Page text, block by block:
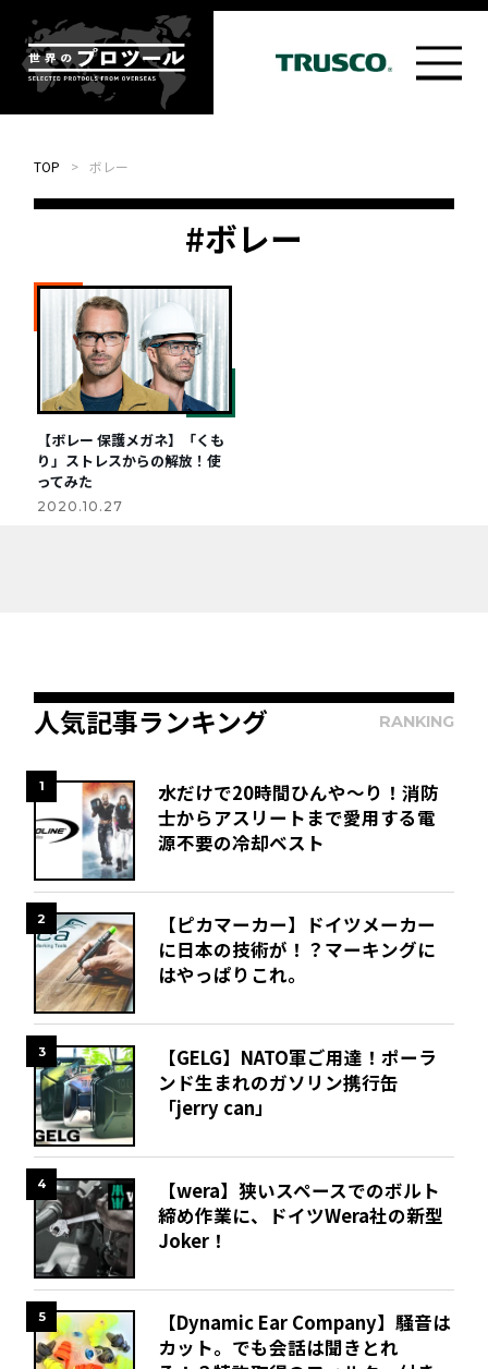
TOP > ボレー
#ボレー
【ボレー 保護メガネ】「くも
り」ストレスからの解放！使
ってみた
2020.10.27
人気記事ランキング RANKING
1
水だけで20時間ひんや～り！消防
士からアスリートまで愛用する電
源不要の冷却ベスト
2
【ピカマーカー】ドイツメーカー
に日本の技術が！？マーキングに
はやっぱりこれ。
3
【GELG】NATO軍ご用達！ポーラ
ンド生まれのガソリン携行缶
「jerry can」
4
【wera】狭いスペースでのボルト
締め作業に、ドイツWera社の新型
Joker！
5
【Dynamic Ear Company】騒音は
カット。でも会話は聞きとれ